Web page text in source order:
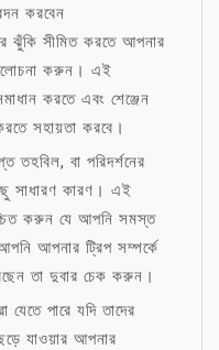
করবেন
ঝুঁকি সীমিত করতে আপনার
করুন। এই
করতে এবং শেঞ্জেন
সহায়তা করবে।
তহবিল, বা পরিদর্শনের
সাধারণ কারণ। এই
করুন যে আপনি সমস্ত
আপনার ট্রিপ সম্পর্কে
তা দুবার চেক করুন।
পারে যদি তাদের
যাওয়ার আপনার